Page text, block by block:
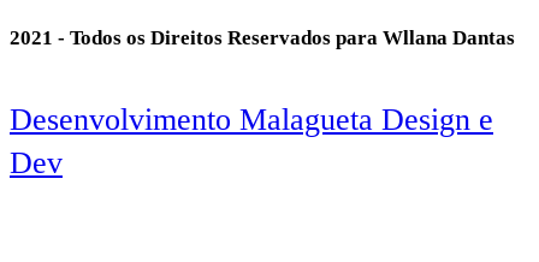
2021 - Todos os Direitos Reservados para Wllana Dantas
Desenvolvimento Malagueta Design e
Dev